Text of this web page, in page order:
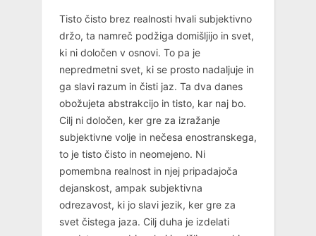
Tisto čisto brez realnosti hvali subjektivno
držo, ta namreč podžiga domišljijo in svet,
ki ni določen v osnovi. To pa je
nepredmetni svet, ki se prosto nadaljuje in
ga slavi razum in čisti jaz. Ta dva danes
obožujeta abstrakcijo in tisto, kar naj bo.
Cilj ni določen, ker gre za izražanje
subjektivne volje in nečesa enostranskega,
to je tisto čisto in neomejeno. Ni
pomembna realnost in njej pripadajoča
dejanskost, ampak subjektivna
odrezavost, ki jo slavi jezik, ker gre za
svet čistega jaza. Cilj duha je izdelati